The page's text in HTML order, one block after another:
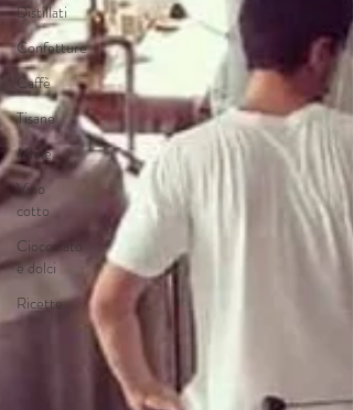
Distillati
Confetture
Caffè
Tisane
Miele
Vino
cotto
Cioccolato
e dolci
Ricette